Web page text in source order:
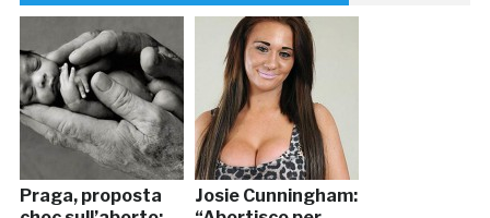
Praga, proposta
Josie Cunningham: